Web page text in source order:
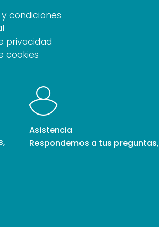
condiciones
privacidad
cookies
Asistencia
Respondemos a tus preguntas,